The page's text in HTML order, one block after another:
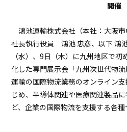
サービス・ソリューシ
JP EN
開催
鴻池運輸株式会社（本社：大阪
社長執行役員 鴻池 忠彦、以下 鴻
（水）、9日（木）に九州地区で
化した専門展示会「九州次世代物
運輸の国際物流業務のオンライン
じめ、半導体関連や医療関連製品
ど、企業の国際物流を支援する各種